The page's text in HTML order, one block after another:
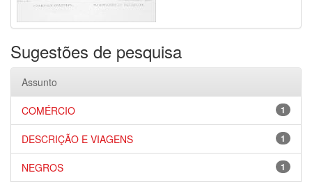
Sugestões de pesquisa
Assunto
1
COMÉRCIO
1
DESCRIÇÃO E VIAGENS
1
NEGROS